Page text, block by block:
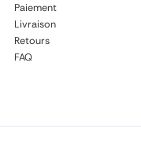
Paiement
Livraison
Retours
FAQ